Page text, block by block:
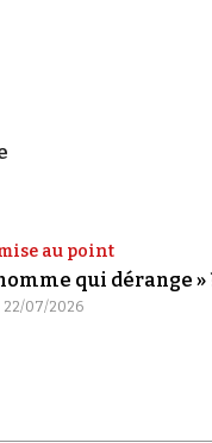
au point
qui dérange »
22/07/2026